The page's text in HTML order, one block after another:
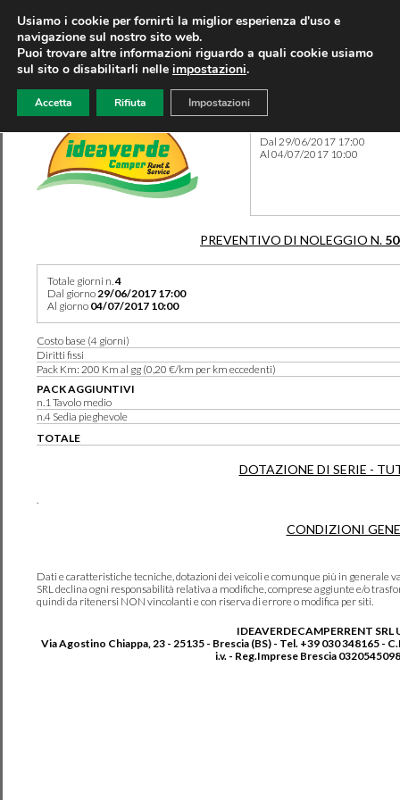
Dal 29/06/2017 17:00
Al 04/07/2017 10:00
PREVENTIVO DI NOLEGGIO N.
Totale giorni n.4
Dal giorno29/06/2017 17:00
Al giorno 04/07/2017 10:00
Costo base (4 giorni)
Diritti fissi
Pack Km: 200 Km al gg (0,20 €/km per km eccedenti)
PACK AGGIUNTIVI
n.1 Tavolo medio
n.4 Sedia pieghevole
TOTALE
DOTAZIONE DI SERIE -
CONDIZIONI
Dati e caratteristiche tecniche, dotazioni dei veicoli e comunque più in generale
SRL declina ogni responsabilità relativa a modifiche, comprese aggiunte e/o
quindi da ritenersi NON vincolanti e con riserva di errore o modifica per siti.
IDEAVERDECAMPERRENT SRL
Via Agostino Chiappa, 23 - 25135 - Brescia (BS) - Tel. +39 030 348165 -
i.v. - Reg.Imprese Brescia
Usiamo i cookie per fornirti la miglior esperienza d'uso e
navigazione sul nostro sito web.
Puoi trovare altre informazioni riguardo a quali cookie usiamo
sul sito o disabilitarli nelle impostazioni.
Accetta Rifiuta Impostazioni